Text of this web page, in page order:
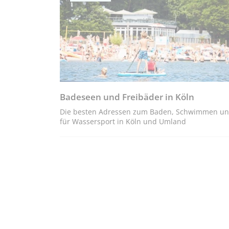
Badeseen und Freibäder in Köln
Die besten Adressen zum Baden, Schwimmen
für Wassersport in Köln und Umland